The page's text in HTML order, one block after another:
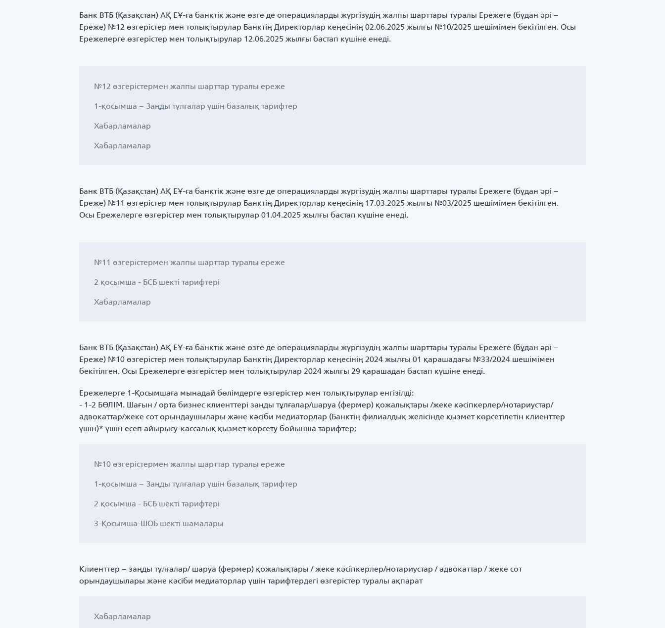
Банк ВТБ (Қазақстан) АҚ ЕҰ-ға банктік және өзге де операцияларды жүргізудің жалпы шарттары туралы Ережеге (бұдан әрі –
Ереже) №12 өзгерістер мен толықтырулар Банктің Директорлар кеңесінің 02.06.2025 жылғы №10/2025 шешімімен бекітілген. Осы
Ережелерге өзгерістер мен толықтырулар 12.06.2025 жылғы бастап күшіне енеді.
№12 өзгерістермен жалпы шарттар туралы ереже
1-қосымша – Заңды тұлғалар үшін базалық тарифтер
Хабарламалар
Хабарламалар
Банк ВТБ (Қазақстан) АҚ ЕҰ-ға банктік және өзге де операцияларды жүргізудің жалпы шарттары туралы Ережеге (бұдан әрі –
Ереже) №11 өзгерістер мен толықтырулар Банктің Директорлар кеңесінің 17.03.2025 жылғы №03/2025 шешімімен бекітілген.
Осы Ережелерге өзгерістер мен толықтырулар 01.04.2025 жылғы бастап күшіне енеді.
№11 өзгерістермен жалпы шарттар туралы ереже
2 қосымша - БСБ шекті тарифтері
Хабарламалар
Банк ВТБ (Қазақстан) АҚ ЕҰ-ға банктік және өзге де операцияларды жүргізудің жалпы шарттары туралы Ережеге (бұдан әрі –
Ереже) №10 өзгерістер мен толықтырулар Банктің Директорлар кеңесінің 2024 жылғы 01 қарашадағы №33/2024 шешімімен
бекітілген. Осы Ережелерге өзгерістер мен толықтырулар 2024 жылғы 29 қарашадан бастап күшіне енеді.
Ережелерге 1-Қосымшаға мынадай бөлімдерге өзгерістер мен толықтырулар енгізілді:
- 1-2 БӨЛІМ. Шағын / орта бизнес клиенттері заңды тұлғалар/шаруа (фермер) қожалықтары /жеке кәсіпкерлер/нотариустар/
адвокаттар/жеке сот орындаушылары және кәсіби медиаторлар (Банктің филиалдық желісінде қызмет көрсетілетін клиенттер
үшін)* үшін есеп айырысу-кассалық қызмет көрсету бойынша тарифтер;
№10 өзгерістермен жалпы шарттар туралы ереже
1-қосымша – Заңды тұлғалар үшін базалық тарифтер
2 қосымша - БСБ шекті тарифтері
3-Қосымша-ШОБ шекті шамалары
Клиенттер – заңды тұлғалар/ шаруа (фермер) қожалықтары / жеке кәсіпкерлер/нотариустар / адвокаттар / жеке сот
орындаушылары және кәсіби медиаторлар үшін тарифтердегі өзгерістер туралы ақпарат
Хабарламалар